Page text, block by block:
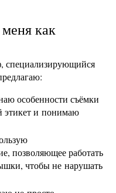
как
специализирующийся
особенности съёмки
этикет и понимаю
позволяющее работать
чтобы не нарушать